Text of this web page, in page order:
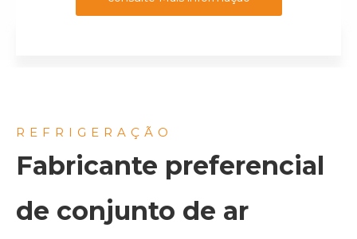
REFRIGERAÇÃO
Fabricante preferencial
de conjunto de ar